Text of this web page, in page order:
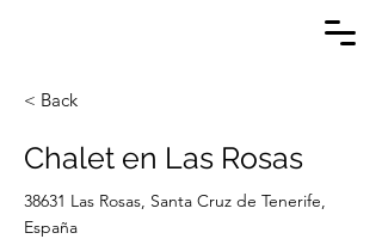
< Back
Chalet en Las Rosas
38631 Las Rosas, Santa Cruz de Tenerife,
España